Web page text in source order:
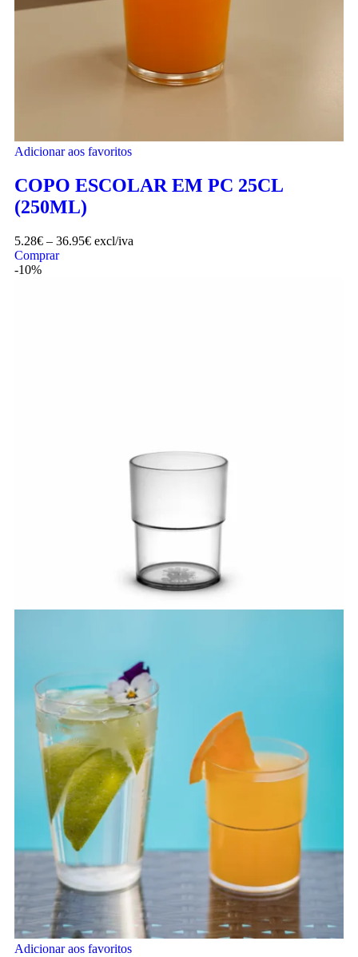
Adicionar aos favoritos
COPO ESCOLAR EM PC 25CL
(250ML)
5.28€ – 36.95€ excl/iva
Comprar
-10%
Adicionar aos favoritos